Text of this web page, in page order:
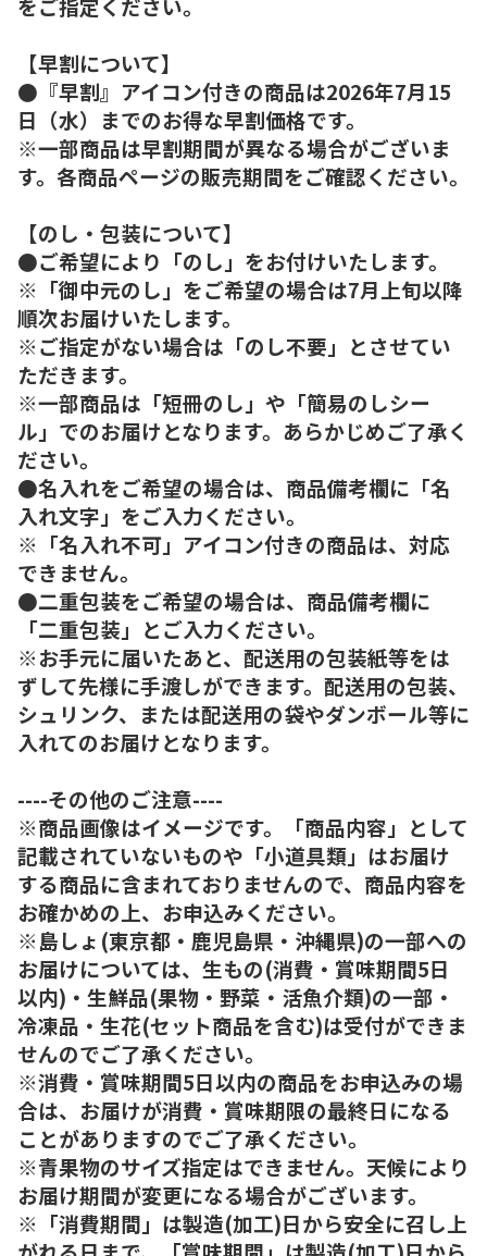
【早割について】
●『早割』アイコン付きの商品は2026年7月15
日（水）までのお得な早割価格です。
※一部商品は早割期間が異なる場合がございま
す。各商品ページの販売期間をご確認ください。
【のし・包装について】
●ご希望により「のし」をお付けいたします。
※「御中元のし」をご希望の場合は7月上旬以降
順次お届けいたします。
※ご指定がない場合は「のし不要」とさせてい
ただきます。
※一部商品は「短冊のし」や「簡易のしシー
ル」でのお届けとなります。あらかじめご了承く
ださい。
●名入れをご希望の場合は、商品備考欄に「名
入れ文字」をご入力ください。
※「名入れ不可」アイコン付きの商品は、対応
できません。
●二重包装をご希望の場合は、商品備考欄に
「二重包装」とご入力ください。
※お手元に届いたあと、配送用の包装紙等をは
ずして先様に手渡しができます。配送用の包装、
シュリンク、または配送用の袋やダンボール等に
入れてのお届けとなります。
----その他のご注意----
※商品画像はイメージです。「商品内容」として
記載されていないものや「小道具類」はお届け
する商品に含まれておりませんので、商品内容を
お確かめの上、お申込みください。
※島しょ(東京都・鹿児島県・沖縄県)の一部への
お届けについては、生もの(消費・賞味期間5日
以内)・生鮮品(果物・野菜・活魚介類)の一部・
冷凍品・生花(セット商品を含む)は受付ができま
せんのでご了承ください。
※消費・賞味期間5日以内の商品をお申込みの場
合は、お届けが消費・賞味期限の最終日になる
ことがありますのでご了承ください。
※青果物のサイズ指定はできません。天候により
お届け期間が変更になる場合がございます。
※「消費期間」は製造(加工)日から安全に召し上